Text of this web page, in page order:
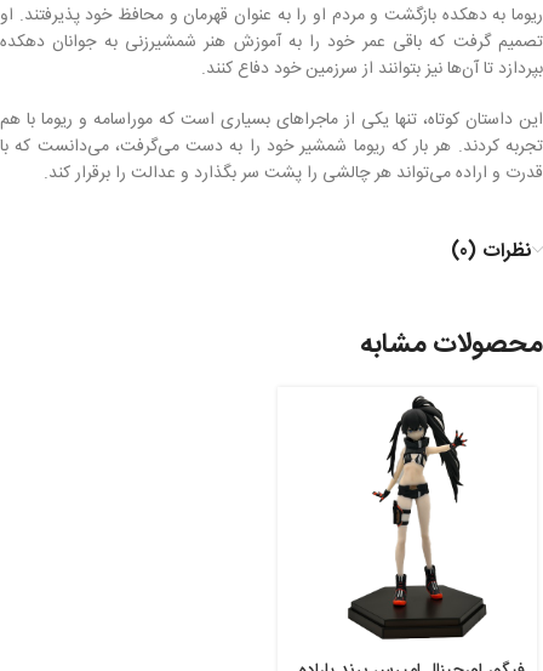
ریوما به دهکده بازگشت و مردم او را به عنوان قهرمان و محافظ خود پذیرفتند. او
تصمیم گرفت که باقی عمر خود را به آموزش هنر شمشیرزنی به جوانان دهکده
بپردازد تا آن‌ها نیز بتوانند از سرزمین خود دفاع کنند.
این داستان کوتاه، تنها یکی از ماجراهای بسیاری است که موراسامه و ریوما با هم
تجربه کردند. هر بار که ریوما شمشیر خود را به دست می‌گرفت، می‌دانست که با
قدرت و اراده می‌تواند هر چالشی را پشت سر بگذارد و عدالت را برقرار کند.
نظرات (0)
محصولات مشابه